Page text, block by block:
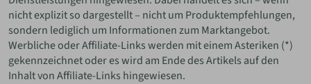
nicht explizit so dargestellt – nicht um Produktempfehlungen,
sondern lediglich um Informationen zum Marktangebot.
Werbliche oder Affiliate-Links werden mit einem Asteriken (*)
gekennzeichnet oder es wird am Ende des Artikels auf den
Inhalt von Affiliate-Links hingewiesen.